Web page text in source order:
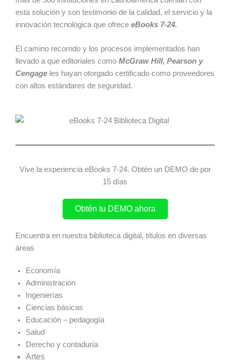
esta solución y son testimonio de la calidad, el servicio y la
innovación tecnológica que ofrece eBooks 7-24.
El camino recorrido y los procesos implementados han
llevado a que editoriales como McGraw Hill, Pearson y
Cengage les hayan otorgado certificado como proveedores
con altos estándares de seguridad.
Vive la experiencia eBooks 7-24. Obtén un DEMO de por
15 días
Obtén tu DEMO ahora
Encuentra en nuestra biblioteca digital, títulos en diversas
áreas
Economía
Administración
Ingenierías
Ciencias básicas
Educación – pedagogía
Salud
Derecho y contaduría
Artes